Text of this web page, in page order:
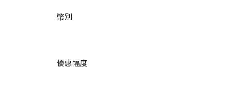
幣別
優惠幅度